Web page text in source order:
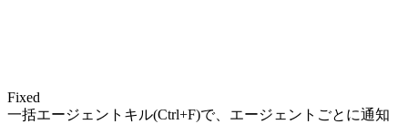
Fixed
一括エージェントキル(Ctrl+F)で、エージェントごとに通知